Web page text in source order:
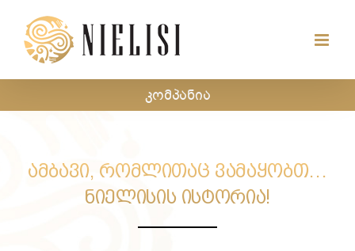
content
კომპანია
ᲐᲛᲑᲐᲕᲘ, ᲠᲝᲛᲚᲘᲗᲐᲪ ᲕᲐᲛᲐᲧᲝᲑᲗ…
ᲜᲘᲔᲚᲘᲡᲘᲡ ᲘᲡᲢᲝᲠᲘᲐ!